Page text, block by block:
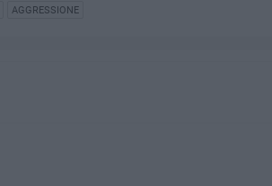
AGGRESSIONE